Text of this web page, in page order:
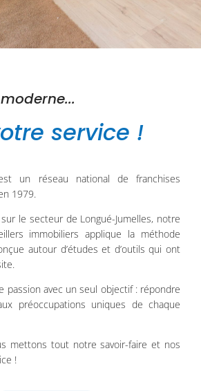
service !
un réseau national de franchises
1979.
le secteur de Longué-Jumelles, notre
immobiliers applique la méthode
autour d’études et d’outils qui ont
passion avec un seul objectif : répondre
préoccupations uniques de chaque
mettons tout notre savoir-faire et nos
!